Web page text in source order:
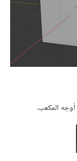
المكعب.